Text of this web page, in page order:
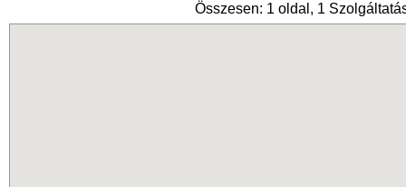
Összesen: 1 oldal, 1